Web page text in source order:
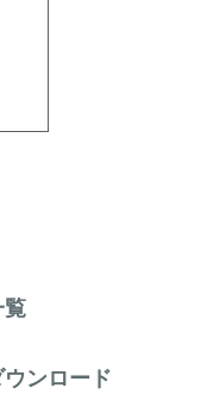
覧
ンロード